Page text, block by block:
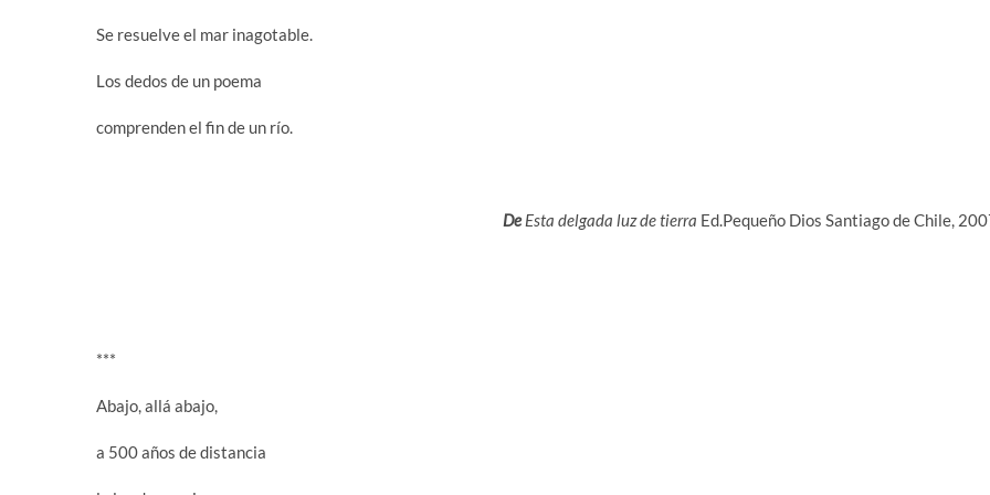
Se resuelve el mar inagotable.
Los dedos de un poema
comprenden el fin de un río.
DeEsta delgada luz de tierra Ed.Pequeño Dios Santiago de Chile,
***
Abajo, allá abajo,
a 500 años de distancia